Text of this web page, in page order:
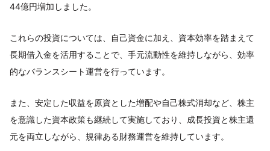
44億円増加しました。
これらの投資については、自己資金に加え、資本効率を踏まえて
長期借入金を活用することで、手元流動性を維持しながら、効率
的なバランスシート運営を行っています。
また、安定した収益を原資とした増配や自己株式消却など、株主
を意識した資本政策も継続して実施しており、成長投資と株主還
元を両立しながら、規律ある財務運営を維持しています。